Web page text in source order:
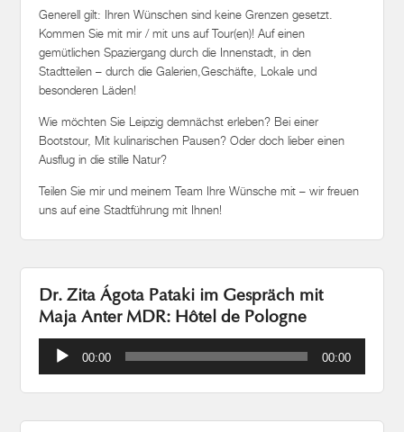
Generell gilt: Ihren Wünschen sind keine Grenzen gesetzt.
Kommen Sie mit mir / mit uns auf Tour(en)! Auf einen
gemütlichen Spaziergang durch die Innenstadt, in den
Stadtteilen – durch die Galerien,Geschäfte, Lokale und
besonderen Läden!
Wie möchten Sie Leipzig demnächst erleben? Bei einer
Bootstour, Mit kulinarischen Pausen? Oder doch lieber einen
Ausflug in die stille Natur?
Teilen Sie mir und meinem Team Ihre Wünsche mit – wir freuen
uns auf eine Stadtführung mit Ihnen!
Dr. Zita Ágota Pataki im Gespräch mit
Maja Anter MDR: Hôtel de Pologne
Audio-
Player
00:00 00:00